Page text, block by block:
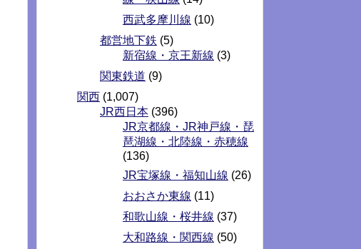
西武多摩川線 (10)
都営地下鉄 (5)
新宿線・京王新線 (3)
関東鉄道 (9)
関西 (1,007)
JR西日本 (396)
JR京都線・JR神戸線・琵
琶湖線・北陸線・赤穂線
(136)
JR宝塚線・福知山線 (26)
おおさか東線 (11)
和歌山線・桜井線 (37)
大和路線・関西線 (50)